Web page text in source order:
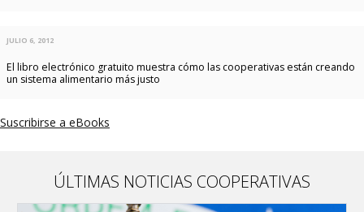
JULIO 6, 2012
El libro electrónico gratuito muestra cómo las cooperativas están creando
un sistema alimentario más justo
Suscribirse a eBooks
ÚLTIMAS NOTICIAS COOPERATIVAS